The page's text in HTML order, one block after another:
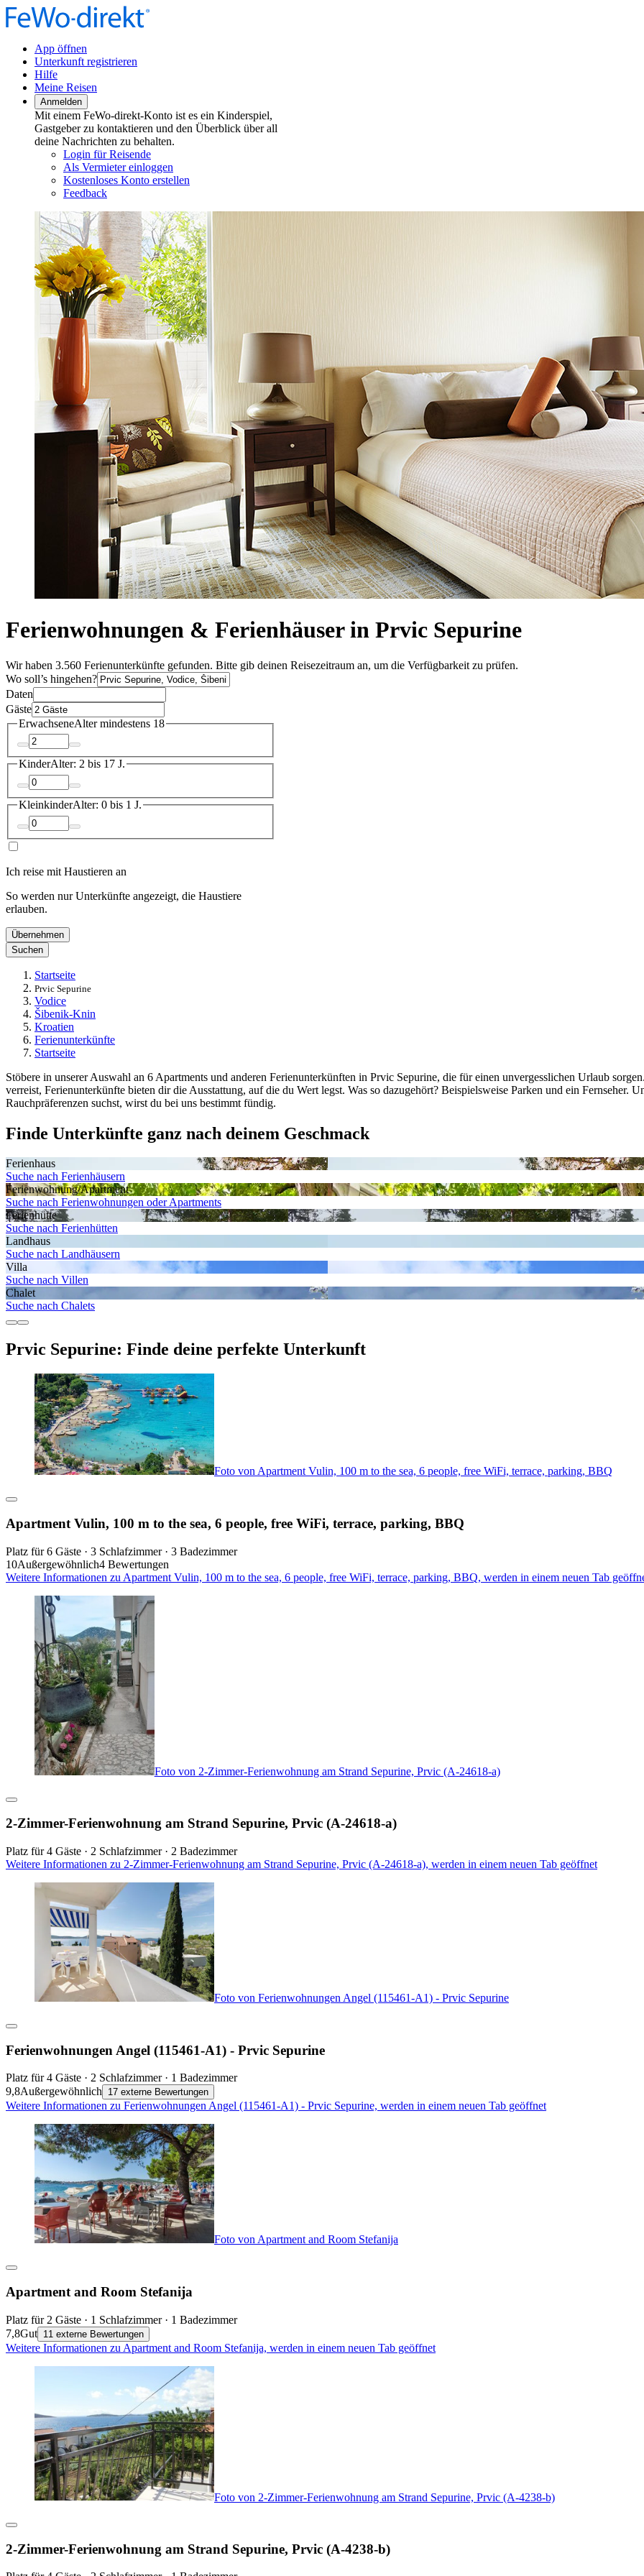
App öffnen
Unterkunft registrieren
Hilfe
Meine Reisen
Anmelden
Mit einem FeWo-direkt-Konto ist es ein Kinderspiel,
Gastgeber zu kontaktieren und den Überblick über all
deine Nachrichten zu behalten.
Login für Reisende
Als Vermieter einloggen
Kostenloses Konto erstellen
Feedback
Ferienwohnungen & Ferienhäuser in Prvic Sepurine
Wir haben 3.560 Ferienunterkünfte gefunden. Bitte gib deinen Reisezeitraum an, um die Verfügbarkeit zu prüfen.
Wo soll’s hingehen?
Daten
Gäste
ErwachseneAlter mindestens 18
KinderAlter: 2 bis 17 J.
KleinkinderAlter: 0 bis 1 J.
Ich reise mit Haustieren an
So werden nur Unterkünfte angezeigt, die Haustiere
erlauben.
Übernehmen
Suchen
Startseite
Prvic Sepurine
Vodice
Šibenik-Knin
Kroatien
Ferienunterkünfte
Startseite
Stöbere in unserer Auswahl an 6 Apartments und anderen Ferienunterkünften in Prvic Sepurine, die für einen unvergesslichen Urlaub
verreist, Ferienunterkünfte bieten dir die Ausstattung, auf die du Wert legst. Was so dazugehört? Beispielsweise Parken und ein Fernseher.
Rauchpräferenzen suchst, wirst du bei uns bestimmt fündig.
Finde Unterkünfte ganz nach deinem Geschmack
Ferienhaus
Suche nach Ferienhäusern
Ferienwohnung/Apartment
Suche nach Ferienwohnungen oder Apartments
Ferienhütte
Suche nach Ferienhütten
Landhaus
Suche nach Landhäusern
Villa
Suche nach Villen
Chalet
Suche nach Chalets
Prvic Sepurine: Finde deine perfekte Unterkunft
Foto von Apartment Vulin, 100 m to the sea, 6 people, free WiFi, terrace, parking, BBQ
Apartment Vulin, 100 m to the sea, 6 people, free WiFi, terrace, parking, BBQ
Platz für 6 Gäste · 3 Schlafzimmer · 3 Badezimmer
10Außergewöhnlich4 Bewertungen
Weitere Informationen zu Apartment Vulin, 100 m to the sea, 6 people, free WiFi, terrace, parking, BBQ, werden in einem neuen Tab
Foto von 2-Zimmer-Ferienwohnung am Strand Sepurine, Prvic (A-24618-a)
2-Zimmer-Ferienwohnung am Strand Sepurine, Prvic (A-24618-a)
Platz für 4 Gäste · 2 Schlafzimmer · 2 Badezimmer
Weitere Informationen zu 2-Zimmer-Ferienwohnung am Strand Sepurine, Prvic (A-24618-a), werden in einem neuen Tab geöffnet
Foto von Ferienwohnungen Angel (115461-A1) - Prvic Sepurine
Ferienwohnungen Angel (115461-A1) - Prvic Sepurine
Platz für 4 Gäste · 2 Schlafzimmer · 1 Badezimmer
9,8Außergewöhnlich 17 externe Bewertungen
Weitere Informationen zu Ferienwohnungen Angel (115461-A1) - Prvic Sepurine, werden in einem neuen Tab geöffnet
Foto von Apartment and Room Stefanija
Apartment and Room Stefanija
Platz für 2 Gäste · 1 Schlafzimmer · 1 Badezimmer
7,8Gut 11 externe Bewertungen
Weitere Informationen zu Apartment and Room Stefanija, werden in einem neuen Tab geöffnet
Foto von 2-Zimmer-Ferienwohnung am Strand Sepurine, Prvic (A-4238-b)
2-Zimmer-Ferienwohnung am Strand Sepurine, Prvic (A-4238-b)